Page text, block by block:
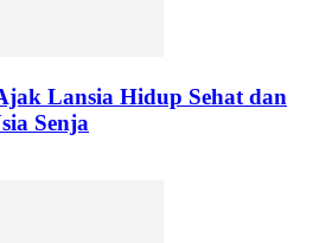
Lansia Hidup Sehat dan
Senja